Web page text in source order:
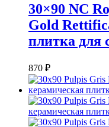
30×90 NC
Gold
плитка для
870 ₽